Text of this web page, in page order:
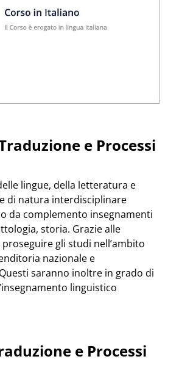
e Processi
lingue, della letteratura e
di natura interdisciplinare
da complemento insegnamenti
storia. Grazie alle
gli studi nell’ambito
nazionale e
saranno inoltre in grado di
linguistico
e Processi